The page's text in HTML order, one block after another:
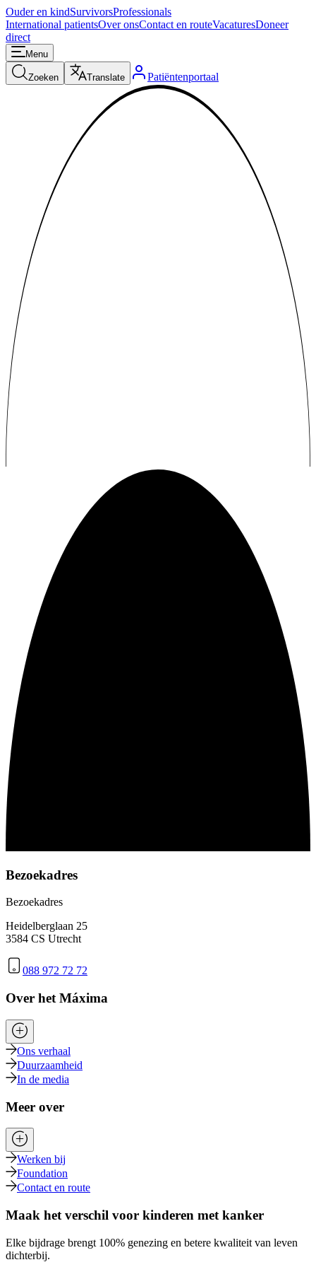
Ouder en kindSurvivorsProfessionals
International patientsOver onsContact en routeVacaturesDoneer
direct
Menu
Zoeken Translate Patiëntenportaal
Bezoekadres
Bezoekadres
Heidelberglaan 25
3584 CS Utrecht
088 972 72 72
Over het Máxima
Ons verhaal
Duurzaamheid
In de media
Meer over
Werken bij
Foundation
Contact en route
Maak het verschil voor kinderen met kanker
Elke bijdrage brengt 100% genezing en betere kwaliteit van leven
dichterbij.